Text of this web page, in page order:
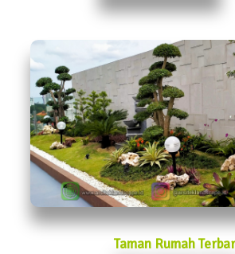
menampung ikan-ikan hias
Taman Rumah